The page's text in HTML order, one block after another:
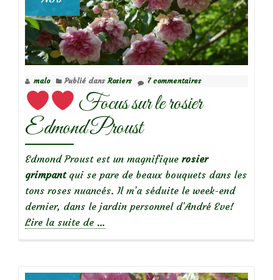
malo Publié dans Rosiers 7 commentaires
Focus sur le rosier
Edmond Proust
Edmond Proust est un magnifique rosier
grimpantqui se pare de beaux bouquets dans les
tons roses nuancés. Il m’a séduite le week-end
dernier, dans le jardin personnel d’André Eve!
Lire la suite de …